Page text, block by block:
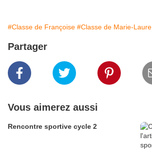
#Classe de Françoise #Classe de Marie-Laure
Partager
Vous aimerez aussi
Rencontre sportive cycle 2